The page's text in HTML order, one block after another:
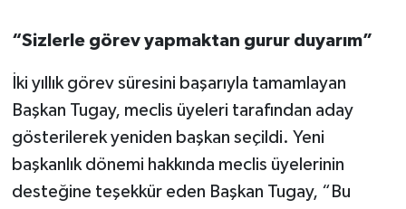
“Sizlerle görev yapmaktan gurur duyarım”
İki yıllık görev süresini başarıyla tamamlayan
Başkan Tugay, meclis üyeleri tarafından aday
gösterilerek yeniden başkan seçildi. Yeni
başkanlık dönemi hakkında meclis üyelerinin
desteğine teşekkür eden Başkan Tugay, “Bu